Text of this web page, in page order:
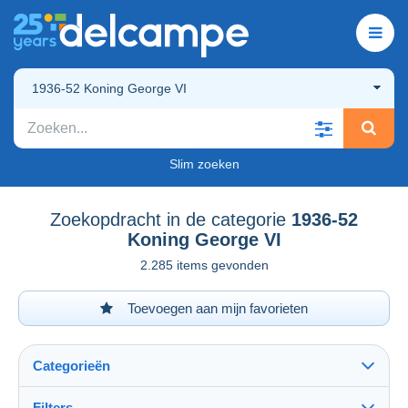
1936-52 Koning George VI
Slim zoeken
Zoekopdracht in de categorie 1936-52
Koning George VI
2.285 items gevonden
Toevoegen aan mijn favorieten
Categorieën